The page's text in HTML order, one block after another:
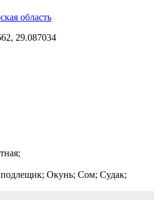
область
29.087034
Окунь; Сом; Судак;